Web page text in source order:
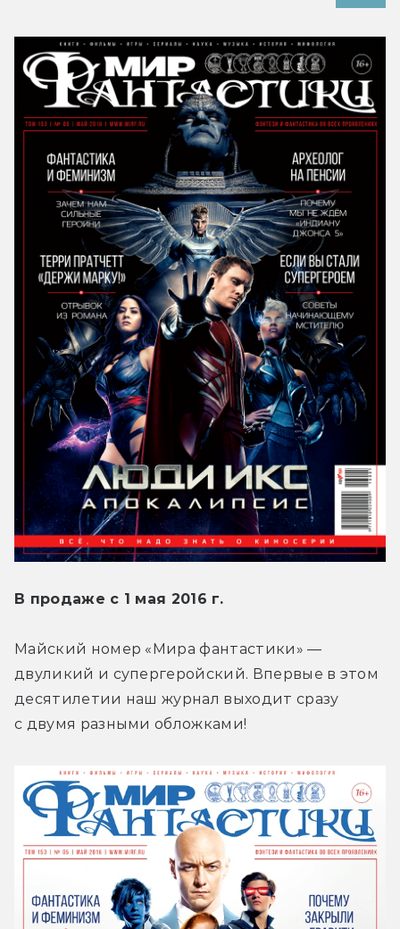
В продаже с 1 мая 2016 г.
Майский номер «Мира фантастики» —
двуликий и супергеройский. Впервые в этом
десятилетии наш журнал выходит сразу
с двумя разными обложками!